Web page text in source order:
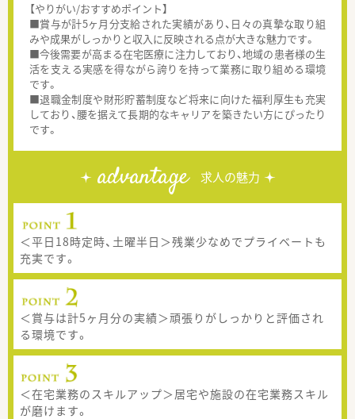
【やりがい/おすすめポイント】
■賞与が計5ヶ月分支給された実績があり、日々の真摯な取り組
みや成果がしっかりと収入に反映される点が大きな魅力です。
■今後需要が高まる在宅医療に注力しており、地域の患者様の生
活を支える実感を得ながら誇りを持って業務に取り組める環境
です。
■退職金制度や財形貯蓄制度など将来に向けた福利厚生も充実
しており、腰を据えて長期的なキャリアを築きたい方にぴったり
です。
advantage 求人の魅力
＜平日18時定時、土曜半日＞残業少なめでプライベートも
充実です。
＜賞与は計5ヶ月分の実績＞頑張りがしっかりと評価され
る環境です。
＜在宅業務のスキルアップ＞居宅や施設の在宅業務スキル
が磨けます。